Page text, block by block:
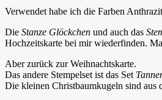
Verwendet habe ich die Farben
Die Stanze Glöckchen und auch das
Hochzeitskarte bei mir wiederfinden.
Aber zurück zur Weihnachtskarte.
Das andere Stempelset ist das Set
Die kleinen Christbaumkugeln sind aus